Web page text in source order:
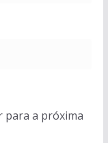
para a próxima